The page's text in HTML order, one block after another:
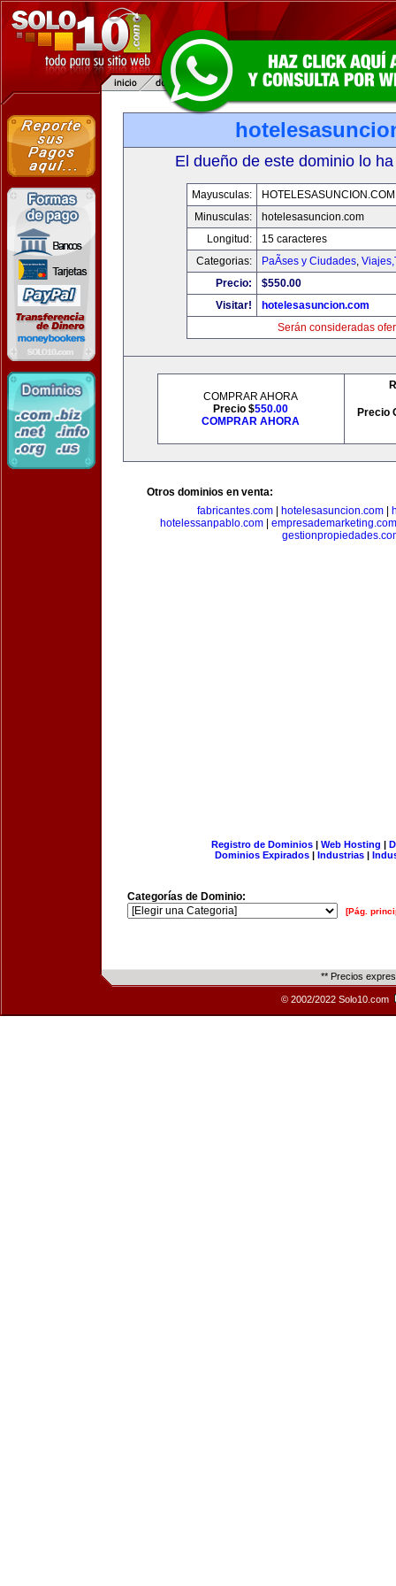
El dueño de este dominio lo
Mayusculas:
HOTELESASUNCION.COM
Minusculas:
hotelesasuncion.com
Longitud:
15 caracteres
Categorias:
PaÃ­ses y Ciudades,
Precio:
$550.00
Visitar!
hotelesasuncion.com
Serán consideradas
COMPRAR AHORA
Precio $550.00
COMPRAR AHORA
Precio
Otros dominios en venta:
fabricantes.com
hotelesasuncion.com
hotelessanpablo.com| empresademarketing.com
Registro de Dominios| Web Hosting |
Dominios Expirados | Industrias |
Categorías de Dominio:
[Pág.
** Precios
© 2002/2022 Solo10.com